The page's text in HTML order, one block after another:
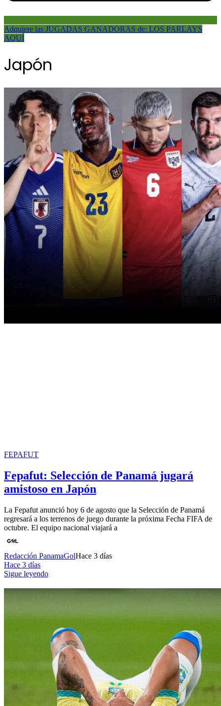
Adquiere las JUGADAS GANADORAS de: LOS PARLAYS
AQUÍ
Japón
FEPAFUT
Fepafut: Selección de Panamá jugará
amistoso en Japón
La Fepafut anunció hoy 6 de agosto que la Selección de Panamá
regresará a los terrenos de juego durante la próxima Fecha FIFA de
octubre. El equipo nacional viajará a
Redacción PanamaGolHace 3 días
Hace 3 días
Sigue leyendo